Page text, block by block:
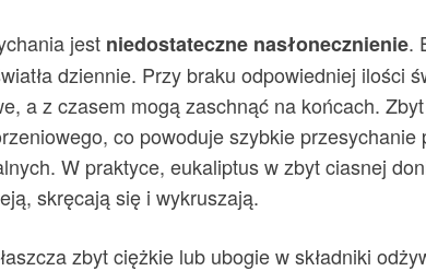
jest niedostateczne nasłonecznienie.
dziennie. Przy braku odpowiedniej ilości
a z czasem mogą zaschnąć na końcach.
co powoduje szybkie przesychanie
W praktyce, eukaliptus w zbyt ciasnej
skręcają się i wykruszają.
zbyt ciężkie lub ubogie w składniki